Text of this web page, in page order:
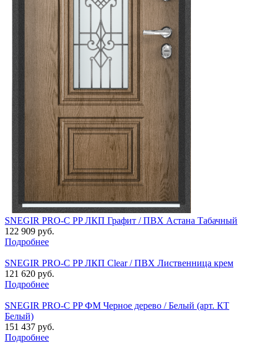
SNEGIR PRO-C PP ЛКП Графит / ПВХ Астана Табачный
122 909 руб.
Подробнее
SNEGIR PRO-C PP ЛКП Clear / ПВХ Лиственница крем
121 620 руб.
Подробнее
SNEGIR PRO-C PP ФМ Черное дерево / Белый (арт. КТ
Белый)
151 437 руб.
Подробнее